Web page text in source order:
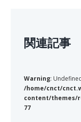
関連記事
Warning:
/home/cnct/
content/themes/
77